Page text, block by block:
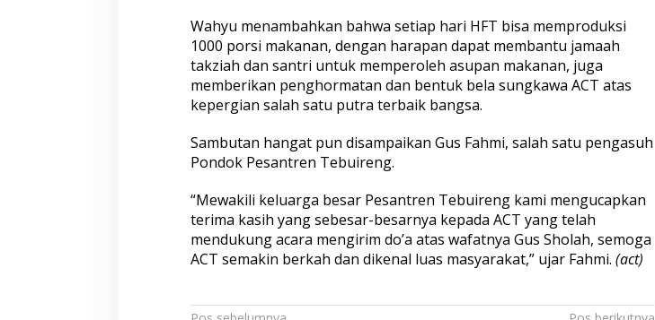
y
a
G
s
S
o
l
Wahyu menambahkan bahwa setiap hari HFT bisa memproduksi
1000 porsi makanan, dengan harapan dapat membantu jamaah
takziah dan santri untuk memperoleh asupan makanan, juga
memberikan penghormatan dan bentuk bela sungkawa ACT atas
kepergian salah satu putra terbaik bangsa.
Sambutan hangat pun disampaikan Gus Fahmi, salah satu pengasuh
Pondok Pesantren Tebuireng.
“Mewakili keluarga besar Pesantren Tebuireng kami mengucapkan
terima kasih yang sebesar-besarnya kepada ACT yang telah
mendukung acara mengirim do’a atas wafatnya Gus Sholah, semoga
ACT semakin berkah dan dikenal luas masyarakat,” ujar Fahmi. (act)